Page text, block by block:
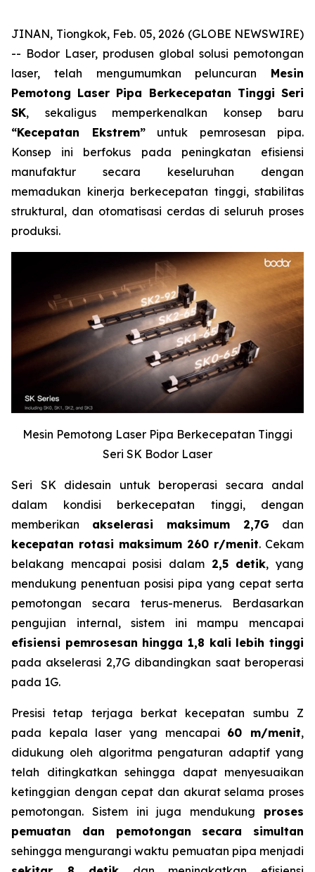
JINAN, Tiongkok, Feb. 05, 2026 (GLOBE NEWSWIRE)
-- Bodor Laser, produsen global solusi pemotongan
laser, telah mengumumkan peluncuran Mesin
Pemotong Laser Pipa Berkecepatan Tinggi Seri
SK, sekaligus memperkenalkan konsep baru
“Kecepatan Ekstrem”untuk pemrosesan pipa.
Konsep ini berfokus pada peningkatan efisiensi
manufaktur secara keseluruhan dengan
memadukan kinerja berkecepatan tinggi, stabilitas
struktural, dan otomatisasi cerdas di seluruh proses
produksi.
Mesin Pemotong Laser Pipa Berkecepatan Tinggi
Seri SK Bodor Laser
Seri SK didesain untuk beroperasi secara andal
dalam kondisi berkecepatan tinggi, dengan
memberikan akselerasi maksimum 2,7G dan
kecepatan rotasi maksimum 260 r/menit. Cekam
belakang mencapai posisi dalam 2,5 detik, yang
mendukung penentuan posisi pipa yang cepat serta
pemotongan secara terus-menerus. Berdasarkan
pengujian internal, sistem ini mampu mencapai
efisiensi pemrosesan hingga 1,8 kali lebih tinggi
pada akselerasi 2,7G dibandingkan saat beroperasi
pada 1G.
Presisi tetap terjaga berkat kecepatan sumbu Z
pada kepala laser yang mencapai 60 m/menit,
didukung oleh algoritma pengaturan adaptif yang
telah ditingkatkan sehingga dapat menyesuaikan
ketinggian dengan cepat dan akurat selama proses
pemotongan. Sistem ini juga mendukung proses
pemuatan dan pemotongan secara simultan
sehingga mengurangi waktu pemuatan pipa menjadi